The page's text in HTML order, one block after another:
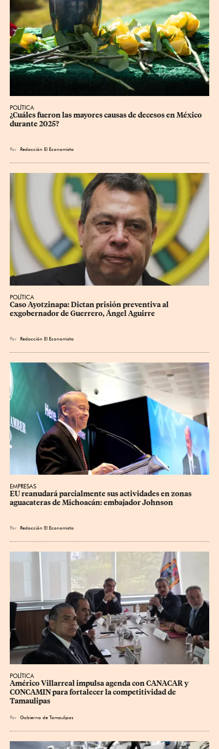
POLÍTICA
¿Cuáles fueron las mayores causas de decesos en México
durante 2025?
Por Redacción El Economista
POLÍTICA
Caso Ayotzinapa: Dictan prisión preventiva al
exgobernador de Guerrero, Ángel Aguirre
Por Redacción El Economista
EMPRESAS
EU reanudará parcialmente sus actividades en zonas
aguacateras de Michoacán: embajador Johnson
Por Redacción El Economista
POLÍTICA
Américo Villarreal impulsa agenda con CANACAR y
CONCAMIN para fortalecer la competitividad de
Tamaulipas
Por Gobierno de Tamaulipas